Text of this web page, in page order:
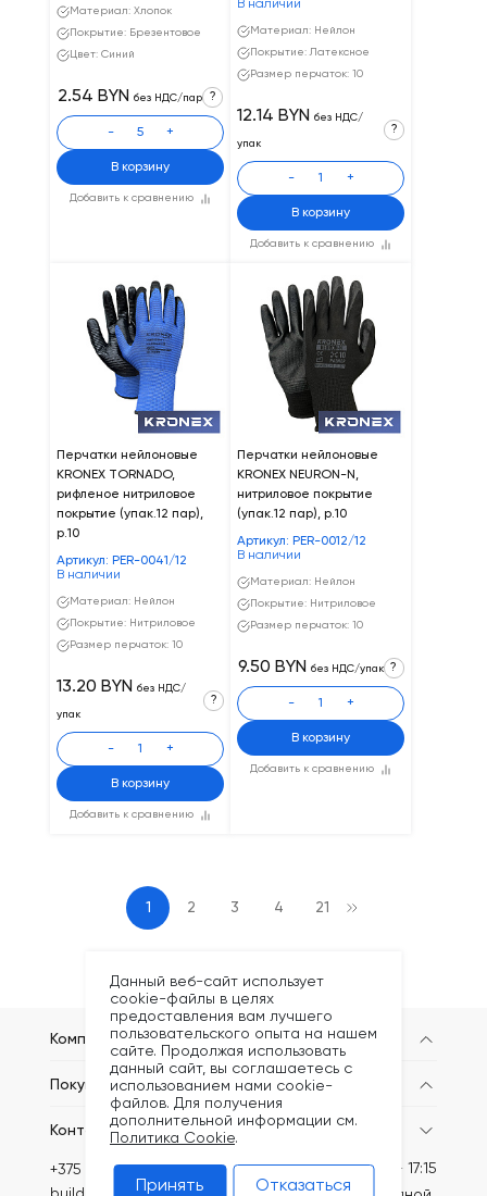
Материал: Хлопок
Покрытие: Брезентовое
Цвет: Синий
Добавить к сравнению
2.54 BYN без НДС/пар ?
- +
В корзину
В наличии
Материал: Нейлон
Покрытие: Латексное
Размер перчаток: 10
Добавить к сравнению
12.14 BYN без НДС/
упак
?
- +
В корзину
Перчатки нейлоновые
KRONEX TORNADO,
рифленое нитриловое
покрытие (упак.12 пар),
р.10
Артикул: PER-0041/12
В наличии
Материал: Нейлон
Покрытие: Нитриловое
Размер перчаток: 10
Добавить к сравнению
13.20 BYN без НДС/
упак
?
- +
В корзину
Перчатки нейлоновые
KRONEX NEURON-N,
нитриловое покрытие
(упак.12 пар), р.10
Артикул: PER-0012/12
В наличии
Материал: Нейлон
Покрытие: Нитриловое
Размер перчаток: 10
Добавить к сравнению
9.50 BYN без НДС/упак ?
- +
В корзину
1 2 3 4 21
Компания
Покупателям
Контакты
+375 (44) 749-20-73
Пн-Пт: 8:30 - 17:15
Данный веб-сайт использует
cookie-файлы в целях
предоставления вам лучшего
пользовательского опыта на нашем
сайте. Продолжая использовать
данный сайт, вы соглашаетесь с
использованием нами cookie-
файлов. Для получения
дополнительной информации см.
Политика Cookie.
Принять Отказаться